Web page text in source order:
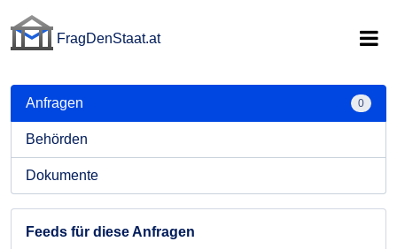
FragDenStaat.at
Anfragen 0
Behörden
Dokumente
Feeds für diese Anfragen